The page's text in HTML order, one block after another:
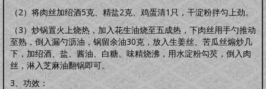
（2）将肉丝加绍酒5克、精盐2克、鸡蛋清1只，干淀粉拌匀上劲。
（3）炒锅置火上烧热，加入花生油烧至五成热，下肉丝用手勺推动
至熟，倒入漏勺沥油，锅留余油30克，放入生姜丝、苦瓜丝煽炒几
下，加绍酒、盐、酱油、白糖、味精烧沸，用水淀粉勾芡，倒入肉
丝，淋入芝麻油翻锅即可。
3、功效：